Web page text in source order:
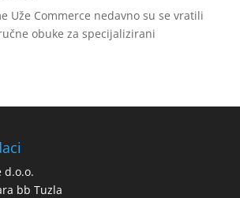
Uže Commerce nedavno su se vratili
obuke za specijalizirani
d.o.o.
bb Tuzla